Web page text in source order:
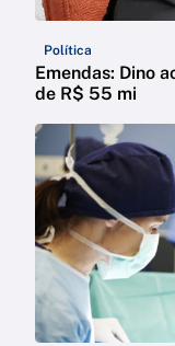
Política
Emendas: Dino
de R$ 55 mi